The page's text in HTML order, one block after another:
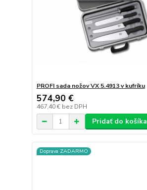
PROFI sada nožov VX 5.4913 v kufríku
574,90 €
467,40 € bez DPH
Pridať do košíka
Doprava ZADARMO